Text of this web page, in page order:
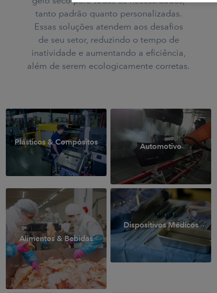
tanto padrão quanto personalizadas.
Essas soluções atendem aos desafios
de seu setor, reduzindo o tempo de
inatividade e aumentando a eficiência,
além de serem ecologicamente corretas.
Plásticos & Compósitos Automotivo
Alimentos & Bebidas
Dispositivos Médicos